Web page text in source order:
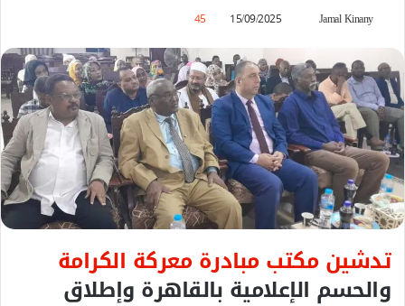
Jamal Kinany
س
ل
ب
ي
د
إ
ل
ك
ت
ر
15/09/2025
45
تدشين مكتب مبادرة معركة الكرامة
والحسم الإعلامية بالقاهرة وإطلاق